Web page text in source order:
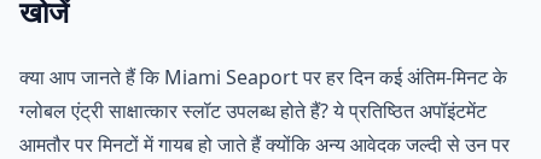
खोजें
क्या आप जानते हैं कि Miami Seaport पर हर दिन कई अंतिम-मिनट के
ग्लोबल एंट्री साक्षात्कार स्लॉट उपलब्ध होते हैं? ये प्रतिष्ठित अपॉइंटमेंट
आमतौर पर मिनटों में गायब हो जाते हैं क्योंकि अन्य आवेदक जल्दी से उन पर